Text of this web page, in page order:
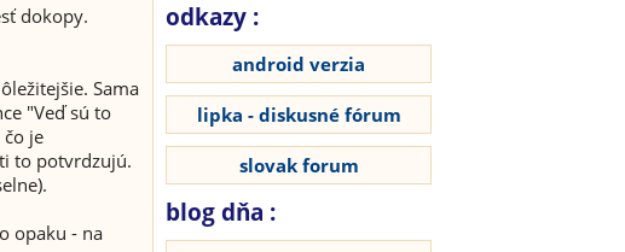
dokopy.
Sama
"Veď sú to
je
to potvrdzujú.
opaku - na
odkazy :
android verzia
lipka - diskusné fórum
slovak forum
blog dňa :